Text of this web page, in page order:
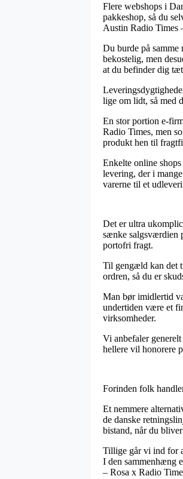
Flere webshops i
pakkeshop, så du
Austin Radio Times
Du burde på samme
bekostelig, men
at du befinder dig
lige om lidt, så med
En stor portion e-
Radio Times, men
produkt hen til
Enkelte online
levering, der i
varerne til et
Det er ultra
sænke salgsværdien
portofri fragt.
Til gengæld kan det
ordren, så du er
Man bør imidlertid
undertiden være et
virksomheder.
Vi anbefaler
hellere vil honorere
Forinden folk
Et nemmere
de danske
bistand, når du
Tillige går vi ind for
I den sammenhæng
– Rosa x Radio